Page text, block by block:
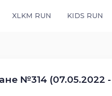
XLKM RUN KIDS RUN
№314